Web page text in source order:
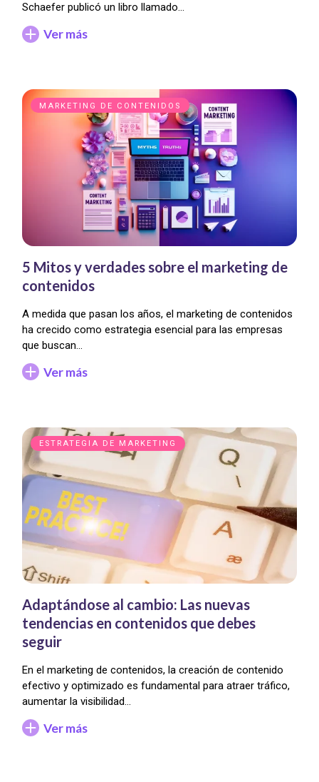
Schaefer publicó un libro llamado…
Ver más
MARKETING DE CONTENIDOS
5 Mitos y verdades sobre el marketing de
contenidos
A medida que pasan los años, el marketing de contenidos
ha crecido como estrategia esencial para las empresas
que buscan…
Ver más
ESTRATEGIA DE MARKETING
Adaptándose al cambio: Las nuevas
tendencias en contenidos que debes
seguir
En el marketing de contenidos, la creación de contenido
efectivo y optimizado es fundamental para atraer tráfico,
aumentar la visibilidad…
Ver más